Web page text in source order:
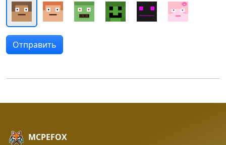
MCPEFOX